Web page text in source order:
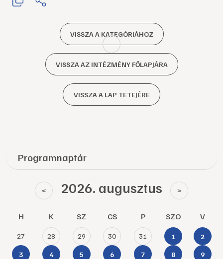
VISSZA A KATEGÓRIÁHOZ
VISSZA AZ INTÉZMÉNY FŐLAPJÁRA
VISSZA A LAP TETEJÉRE
Programnaptár
< 2026. augusztus >
H K SZ CS P SZO V
27 28 29 30 31 1 2
3 4 5 6 7 8 9